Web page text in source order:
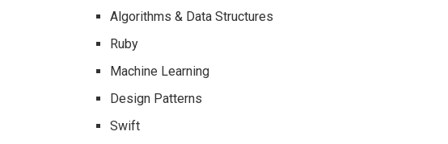
Algorithms & Data Structures
Ruby
Machine Learning
Design Patterns
Swift